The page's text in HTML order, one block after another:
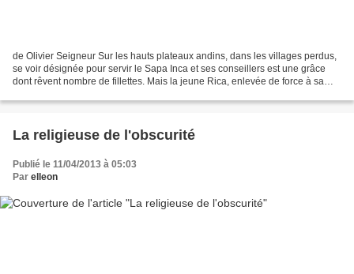
de Olivier Seigneur Sur les hauts plateaux andins, dans les villages perdus,
se voir désignée pour servir le Sapa Inca et ses conseillers est une grâce
dont rêvent nombre de fillettes. Mais la jeune Rica, enlevée de force à sa
La religieuse de l'obscurité
Publié le 11/04/2013 à 05:03
Par elleon